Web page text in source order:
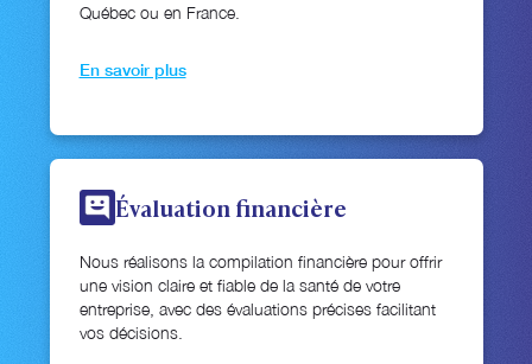
Québec ou en France.
En savoir plus
Évaluation financière
Nous réalisons la compilation financière pour offrir
une vision claire et fiable de la santé de votre
entreprise, avec des évaluations précises facilitant
vos décisions.